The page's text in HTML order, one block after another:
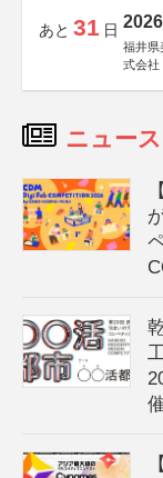
あと 31 日
福井県
式会社
ニュース